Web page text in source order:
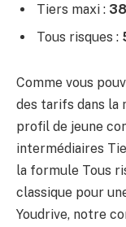
Tiers maxi :
Tous risques :
Comme vous
des tarifs dans la
profil de jeune
intermédiaires
la formule Tous
classique pour
Youdrive, notre